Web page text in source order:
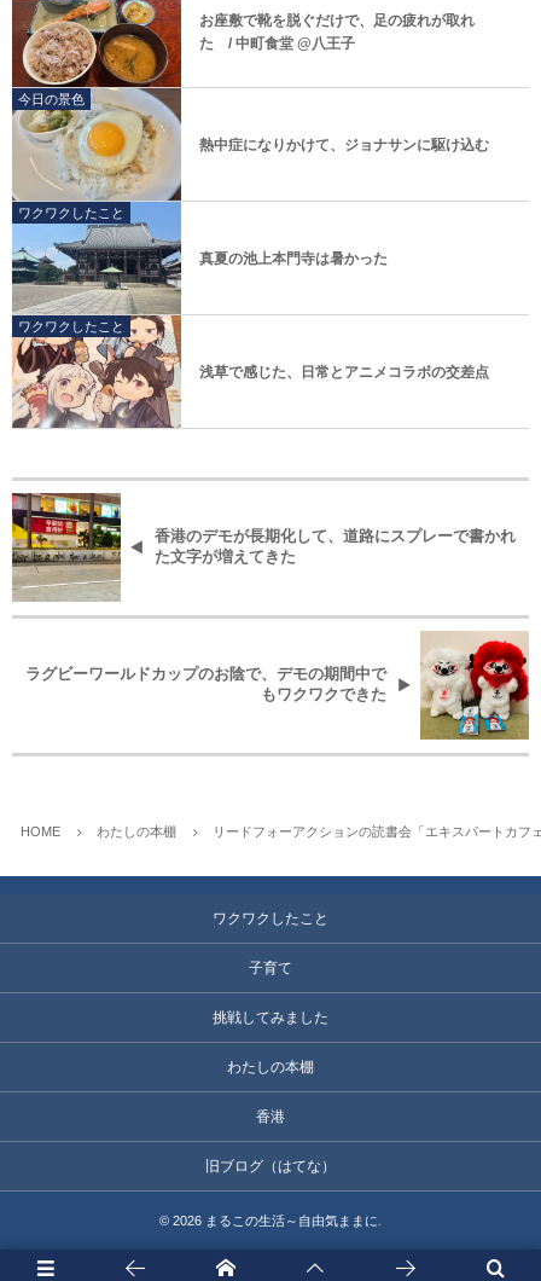
お座敷で靴を脱ぐだけで、足の疲れが取れ
た / 中町食堂 @八王子
今日の景色
熱中症になりかけて、ジョナサンに駆け込む
ワクワクしたこと
真夏の池上本門寺は暑かった
ワクワクしたこと
浅草で感じた、日常とアニメコラボの交差点
香港のデモが長期化して、道路にスプレーで書かれ
た文字が増えてきた
ラグビーワールドカップのお陰で、デモの期間中で
もワクワクできた
HOME わたしの本棚 リードフォーアクションの読書会「エキスパートカ
ワクワクしたこと
子育て
挑戦してみました
わたしの本棚
香港
旧ブログ（はてな）
© 2026 まるこの生活～自由気ままに